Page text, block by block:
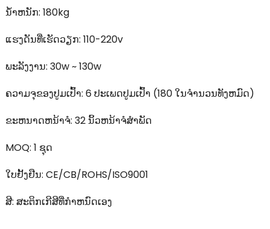
ນ້ໍາຫນັກ: 180kg
ແຮງດັນທີ່ເຮັດວຽກ: 110-220v
ພະລັງງານ: 30w ~ 130w
ຄວາມຈຸຂອງປູມເປົ້າ: 6 ປະເພດປູມເປົ້າ (180 ໃນຈໍານວນທັງຫມົດ)
ຂະຫນາດຫນ້າຈໍ: 32 ນິ້ວຫນ້າຈໍສໍາພັດ
MOQ: 1 ຊຸດ
ໃບຢັ້ງຢືນ: CE/CB/ROHS/ISO9001
ສີ: ສະຕິກເກີສີທີ່ກໍາຫນົດເອງ